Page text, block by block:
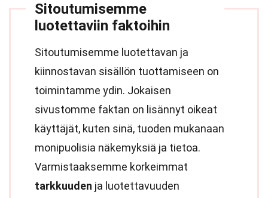
Sitoutumisemme
luotettaviin faktoihin
Sitoutumisemme luotettavan ja
kiinnostavan sisällön tuottamiseen on
toimintamme ydin. Jokaisen
sivustomme faktan on lisännyt oikeat
käyttäjät, kuten sinä, tuoden mukanaan
monipuolisia näkemyksiä ja tietoa.
Varmistaaksemme korkeimmat
tarkkuuden ja luotettavuuden